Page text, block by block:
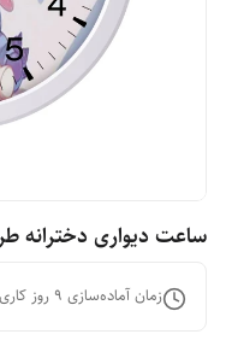
ساعت دیواری دخترانه
زمان آماده‌سازی 9 روز کاری